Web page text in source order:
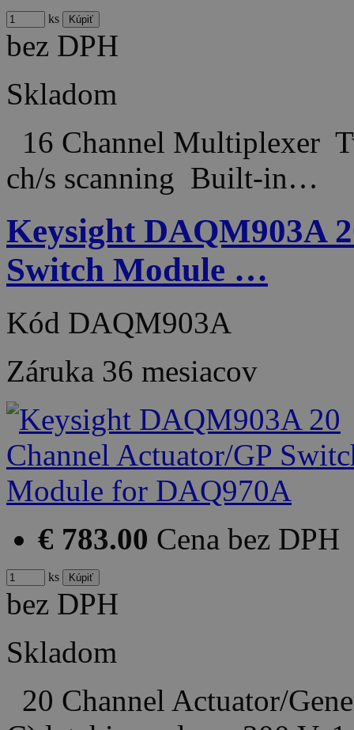
ks
bez DPH
Skladom
16 Channel Multiplexer
ch/s scanning Built-in…
Keysight DAQM903A
Switch Module …
Kód DAQM903A
Záruka 36 mesiacov
€ 783.00 Cena bez DPH
ks
bez DPH
Skladom
20 Channel Actuator/